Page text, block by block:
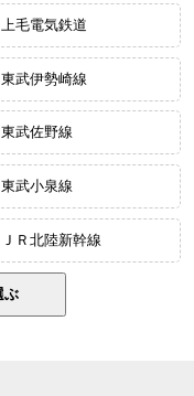
上毛電気鉄道
東武伊勢崎線
東武佐野線
東武小泉線
ＪＲ北陸新幹線